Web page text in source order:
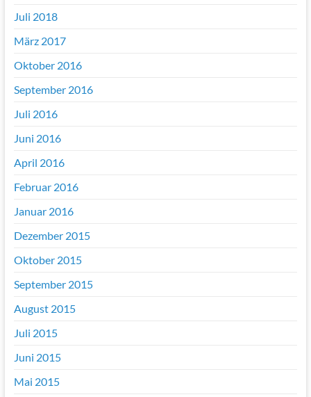
Juli 2018
März 2017
Oktober 2016
September 2016
Juli 2016
Juni 2016
April 2016
Februar 2016
Januar 2016
Dezember 2015
Oktober 2015
September 2015
August 2015
Juli 2015
Juni 2015
Mai 2015